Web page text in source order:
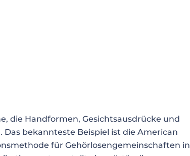
die Handformen, Gesichtsausdrücke und
bekannteste Beispiel ist die American
für Gehörlosengemeinschaften in